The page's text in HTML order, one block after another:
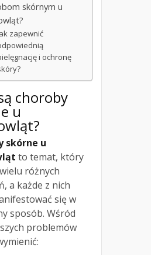
skórnym u
zapewnić
i ochronę
choroby
u
skórne u
to temat, który
różnych
a każde z nich
się w
sposób. Wśród
problemów